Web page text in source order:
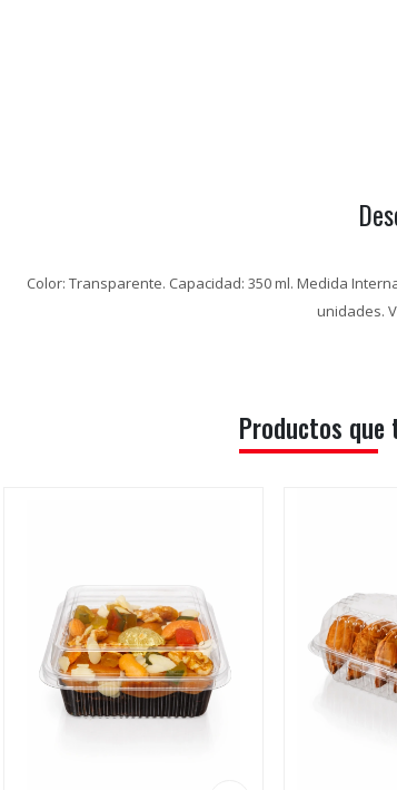
Color: Transparente. Capacidad: 350 ml. Medida
unidades.
Productos que